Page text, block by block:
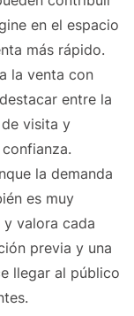
en el espacio
más rápido.
la venta con
entre la
visita y
la demanda
es muy
valora cada
previa y una
llegar al público